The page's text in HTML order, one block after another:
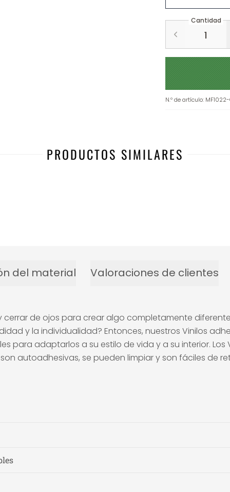
Cantidad
N.º de artículo:
PRODUCTOS SIMILARES
del material Valoraciones de clientes
cerrar de ojos para crear algo completamente
y la individualidad? Entonces, nuestros Vinilos
para adaptarlos a su estilo de vida y a su interior.
autoadhesivas, se pueden limpiar y son fáciles de